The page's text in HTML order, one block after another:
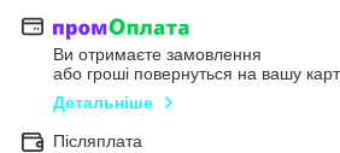
Ви отримаєте замовлення
або гроші повернуться на вашу
Детальніше
Післяплата